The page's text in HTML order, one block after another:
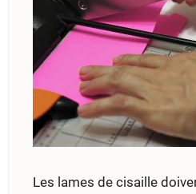
Les lames de cisaille